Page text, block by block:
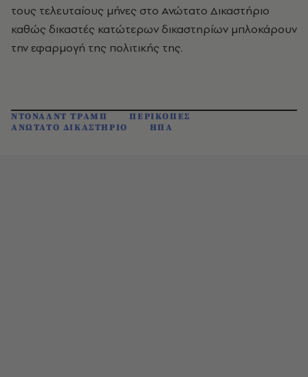
τους τελευταίους μήνες στο Ανώτατο Δικαστήριο
καθώς δικαστές κατώτερων δικαστηρίων μπλοκάρουν
την εφαρμογή της πολιτικής της.
ΝΤΟΝΑΛΝΤ ΤΡΑΜΠ
ΠΕΡΙΚΟΠΕΣ
ΑΝΩΤΑΤΟ ΔΙΚΑΣΤΗΡΙΟ
ΗΠΑ